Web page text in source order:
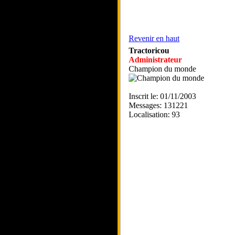
Revenir en haut
Tractoricou
Administrateur
Champion du monde
Inscrit le: 01/11/2003
Messages: 131221
Localisation: 93